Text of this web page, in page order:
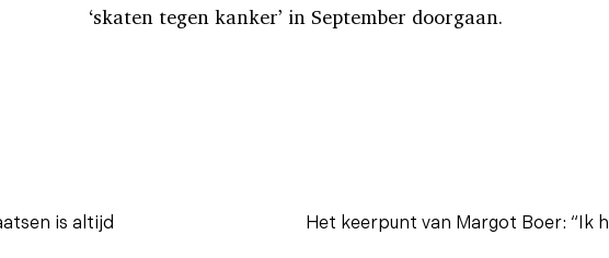
‘skaten tegen kanker’ in September doorgaan.
is altijd
Het keerpunt van Margot Boer: “Ik